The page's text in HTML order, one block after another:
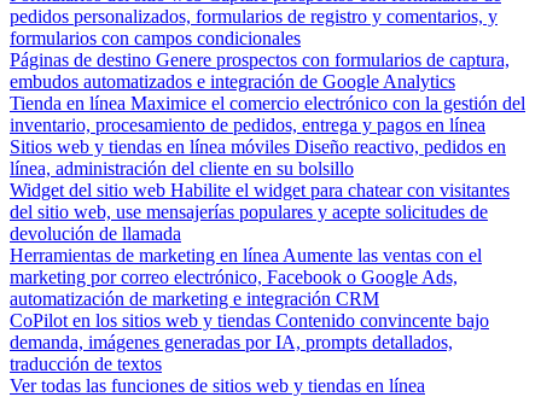
pedidos personalizados, formularios de registro y comentarios, y
formularios con campos condicionales
Páginas de destino Genere prospectos con formularios de captura,
embudos automatizados e integración de Google Analytics
Tienda en línea Maximice el comercio electrónico con la gestión del
inventario, procesamiento de pedidos, entrega y pagos en línea
Sitios web y tiendas en línea móviles Diseño reactivo, pedidos en
línea, administración del cliente en su bolsillo
Widget del sitio web Habilite el widget para chatear con visitantes
del sitio web, use mensajerías populares y acepte solicitudes de
devolución de llamada
Herramientas de marketing en línea Aumente las ventas con el
marketing por correo electrónico, Facebook o Google Ads,
automatización de marketing e integración CRM
CoPilot en los sitios web y tiendas Contenido convincente bajo
demanda, imágenes generadas por IA, prompts detallados,
traducción de textos
Ver todas las funciones de sitios web y tiendas en línea